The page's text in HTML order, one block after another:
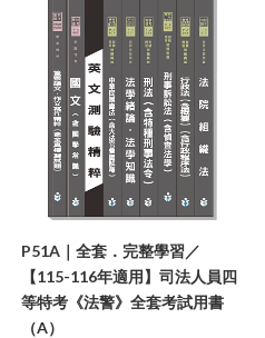
P51A｜全套．完整學習／
【115-116年適用】司法人員四
等特考《法警》全套考試用書
（A）